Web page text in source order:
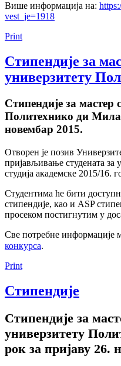
Више информација на:
vest_je=1918
Print
Стипендије за
универзитету
Стипендије за мастер
Политехнико ди
новембар 2015.
Отворен је позив
пријављивање студената за
студија академске 2015/16.
Студентима ће бити
стипендије, као и ASP
просеком постигнутим у
Све потребне информације
конкурса.
Print
Стипендије
Стипендије за
универзитету
рок за пријаву 26.